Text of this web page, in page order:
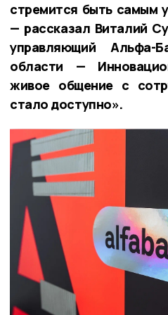
стремится быть самым
— рассказал Виталий
управляющий Альфа-
области —
живое общение с
стало доступно».